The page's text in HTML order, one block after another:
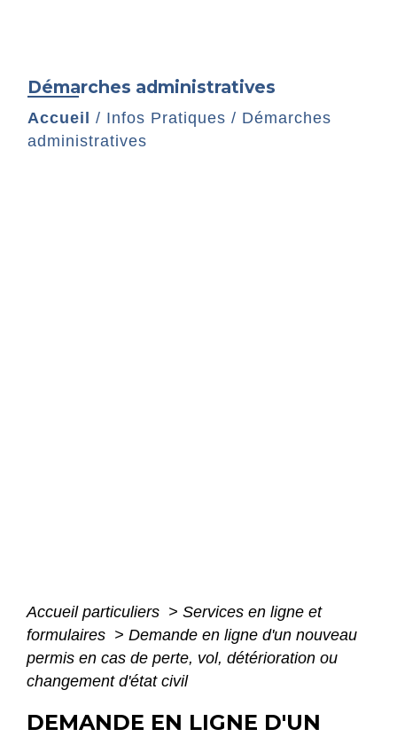
Démarches administratives
Accueil / Infos Pratiques / Démarches
administratives
Accueil particuliers > Services en ligne et
formulaires > Demande en ligne d'un nouveau
permis en cas de perte, vol, détérioration ou
changement d'état civil
DEMANDE EN LIGNE D'UN